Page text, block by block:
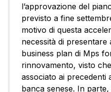
l’approvazione del
previsto a fine
motivo di questa
necessità di
business plan di Mps
rinnovamento, visto
associato ai precedenti
banca senese. In